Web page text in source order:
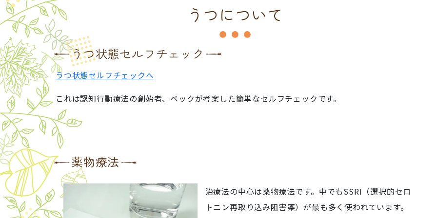
うつについて
うつ状態セルフチェック
うつ状態セルフチェックへ
これは認知行動療法の創始者、ベックが考案した簡単なセルフチェックです。
薬物療法
治療法の中心は薬物療法です。中でもSSRI（選択的セロ
トニン再取り込み阻害薬）が最も多く使われています。